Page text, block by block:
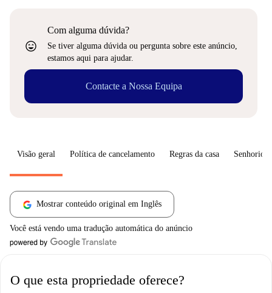
sentiment_very_satisfied
Com alguma dúvida?
Se tiver alguma dúvida ou pergunta sobre este anúncio,
estamos aqui para ajudar.
Contacte a Nossa Equipa
Visão geral Política de cancelamento Regras da casa Senhorio
Mostrar conteúdo original em Inglês
Você está vendo uma tradução automática do anúncio
O que esta propriedade oferece?